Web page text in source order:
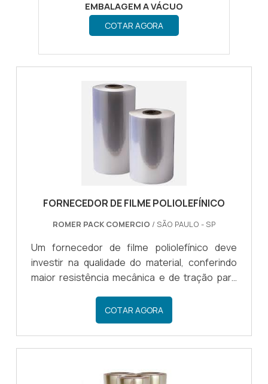
EMBALAGEM A VÁCUO
COTAR AGORA
FORNECEDOR DE FILME POLIOLEFÍNICO
ROMER PACK COMERCIO / SÃO PAULO - SP
Um fornecedor de filme poliolefínico deve
investir na qualidade do material, conferindo
maior resistência mecânica e de tração para
empacotamento de diferentes tipos de
mercadorias.COMO IDENTIFICAR UM BOM
FORNECEDOR DE FILMEMuitos segmentos
procuram pelo poliolefínico, visando todas as
COTAR AGORA